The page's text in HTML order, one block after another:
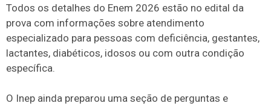
Todos os detalhes do Enem 2026 estão no edital da
prova com informações sobre atendimento
especializado para pessoas com deficiência, gestantes,
lactantes, diabéticos, idosos ou com outra condição
específica.
O Inep ainda preparou uma seção de perguntas e